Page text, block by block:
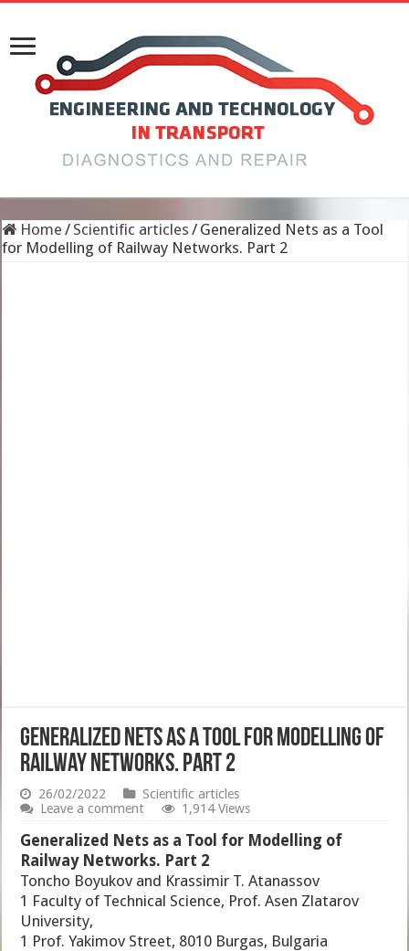
Home / Scientific articles / Generalized Nets as a Tool
for Modelling of Railway Networks. Part 2
Generalized Nets as a Tool for Modelling of
Railway Networks. Part 2
26/02/2022
Scientific articles
Leave a comment
1,914 Views
Generalized Nets as a Tool for Modelling of
Railway Networks. Part 2
Toncho Boyukov and Krassimir T. Atanassov
1 Faculty of Technical Science, Prof. Asen Zlatarov
University,
1 Prof. Yakimov Street, 8010 Burgas, Bulgaria